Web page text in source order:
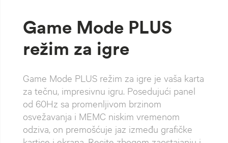
Game Mode PLUS
režim za igre
Game Mode PLUS režim za igre je vaša karta
za tečnu, impresivnu igru. Posedujući panel
od 60Hz sa promenljivom brzinom
osvežavanja i MEMC niskim vremenom
odziva, on premošćuje jaz između grafičke